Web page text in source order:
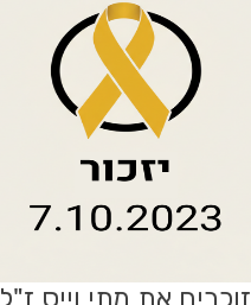
זוכרים את מתי וייס ז"ל